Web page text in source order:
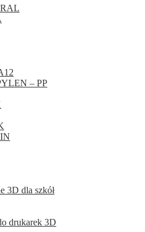
– PP
3D dla szkół
drukarek 3D